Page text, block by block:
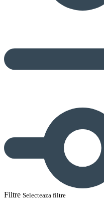
Filtre Selecteaza filtre